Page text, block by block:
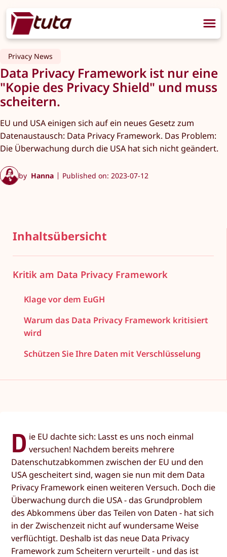
Privacy News
Data Privacy Framework ist nur eine
"Kopie des Privacy Shield" und muss
scheitern.
EU und USA einigen sich auf ein neues Gesetz zum
Datenaustausch: Data Privacy Framework. Das Problem:
Die Überwachung durch die USA hat sich nicht geändert.
by Hanna Published on: 2023-07-12
Inhaltsübersicht
Kritik am Data Privacy Framework
Klage vor dem EuGH
Warum das Data Privacy Framework kritisiert
wird
Schützen Sie Ihre Daten mit Verschlüsselung
D ie EU dachte sich: Lasst es uns noch einmal
versuchen! Nachdem bereits mehrere
Datenschutzabkommen zwischen der EU und den
USA gescheitert sind, wagen sie nun mit dem Data
Privacy Framework einen weiteren Versuch. Doch die
Überwachung durch die USA - das Grundproblem
des Abkommens über das Teilen von Daten - hat sich
in der Zwischenzeit nicht auf wundersame Weise
verflüchtigt. Deshalb ist das neue Data Privacy
Framework zum Scheitern verurteilt - und das ist